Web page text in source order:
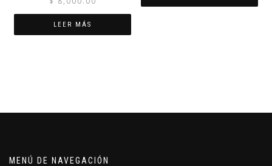
LEER MÁS
MENÚ DE NAVEGACIÓN